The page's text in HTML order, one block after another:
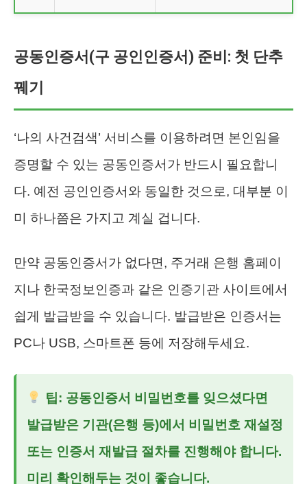
공동인증서(구 공인인증서) 준비: 첫 단추
꿰기
‘나의 사건검색’ 서비스를 이용하려면 본인임을
증명할 수 있는 공동인증서가 반드시 필요합니
다. 예전 공인인증서와 동일한 것으로, 대부분 이
미 하나쯤은 가지고 계실 겁니다.
만약 공동인증서가 없다면, 주거래 은행 홈페이
지나 한국정보인증과 같은 인증기관 사이트에서
쉽게 발급받을 수 있습니다. 발급받은 인증서는
PC나 USB, 스마트폰 등에 저장해두세요.
팁: 공동인증서 비밀번호를 잊으셨다면
발급받은 기관(은행 등)에서 비밀번호 재설정
또는 인증서 재발급 절차를 진행해야 합니다.
미리 확인해두는 것이 좋습니다.